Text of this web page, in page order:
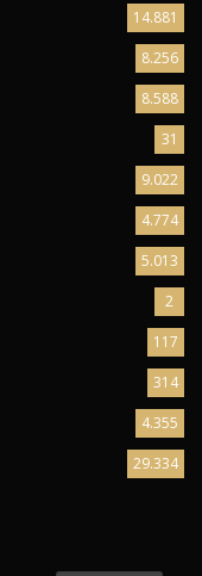
14.881
8.256
8.588
31
9.022
4.774
5.013
2
117
314
4.355
29.334